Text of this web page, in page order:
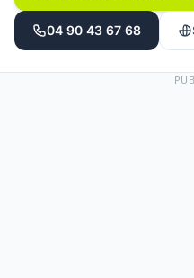
04 90 43 67 68